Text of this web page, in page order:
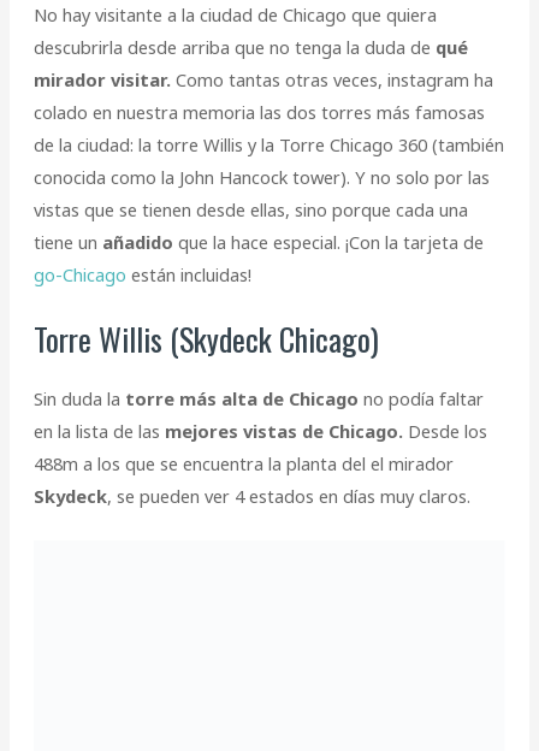
No hay visitante a la ciudad de Chicago que quiera
descubrirla desde arriba que no tenga la duda de qué
mirador visitar. Como tantas otras veces, instagram ha
colado en nuestra memoria las dos torres más famosas
de la ciudad: la torre Willis y la Torre Chicago 360 (también
conocida como la John Hancock tower). Y no solo por las
vistas que se tienen desde ellas, sino porque cada una
tiene un añadido que la hace especial. ¡Con la tarjeta de
go-Chicago están incluidas!
Torre Willis (Skydeck Chicago)
Sin duda la torre más alta de Chicago no podía faltar
en la lista de las mejores vistas de Chicago. Desde los
488m a los que se encuentra la planta del el mirador
Skydeck, se pueden ver 4 estados en días muy claros.